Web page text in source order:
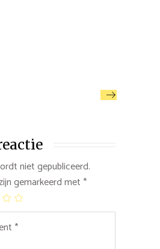
niet gepubliceerd.
gemarkeerd met *